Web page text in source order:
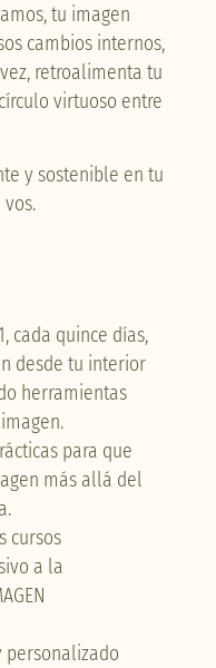
tu imagen
cambios internos,
retroalimenta tu
virtuoso entre
y sostenible en tu
cada quince días,
desde tu interior
herramientas
para que
más allá del
cursos
a la
personalizado